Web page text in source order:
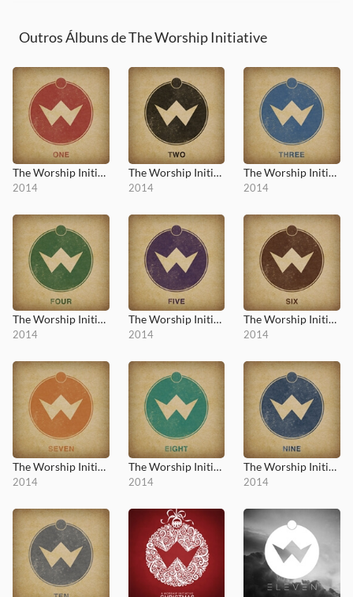
Outros Álbuns de The Worship Initiative
The Worship Initiative, Vol. 1
2014
The Worship Initiative, Vol. 2
2014
The Worship Initiative, Vol. 3
2014
The Worship Initiative, Vol. 4
2014
The Worship Initiative, Vol. 5
2014
The Worship Initiative, Vol. 6
2014
The Worship Initiative, Vol. 7
2014
The Worship Initiative, Vol. 8
2014
The Worship Initiative, Vol. 9
2014